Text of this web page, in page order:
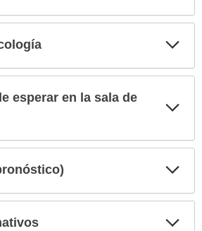
esperar en la sala de